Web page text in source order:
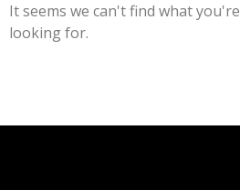
It seems we can't find what you're
looking for.